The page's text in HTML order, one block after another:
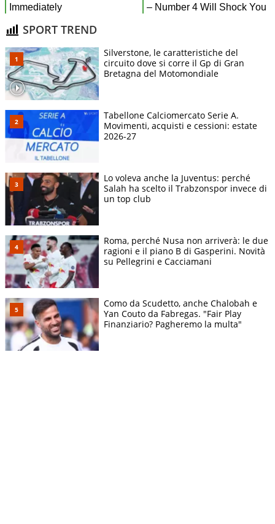
SPORT TREND
Silverstone, le caratteristiche del
circuito dove si corre il Gp di Gran
Bretagna del Motomondiale
Tabellone Calciomercato Serie A.
Movimenti, acquisti e cessioni: estate
2026-27
Lo voleva anche la Juventus: perché
Salah ha scelto il Trabzonspor invece di
un top club
Roma, perché Nusa non arriverà: le due
ragioni e il piano B di Gasperini. Novità
su Pellegrini e Cacciamani
Como da Scudetto, anche Chalobah e
Yan Couto da Fabregas. "Fair Play
Finanziario? Pagheremo la multa"